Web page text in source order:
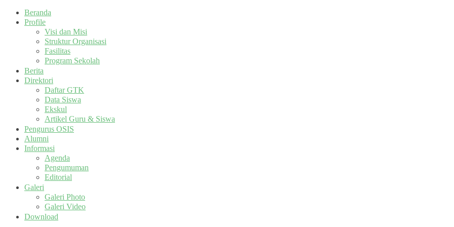
Beranda
Profile
Visi dan Misi
Struktur Organisasi
Fasilitas
Program Sekolah
Berita
Direktori
Daftar GTK
Data Siswa
Ekskul
Artikel Guru & Siswa
Pengurus OSIS
Alumni
Informasi
Agenda
Pengumuman
Editorial
Galeri
Galeri Photo
Galeri Video
Download